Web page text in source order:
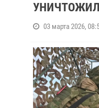
03 марта 2026,